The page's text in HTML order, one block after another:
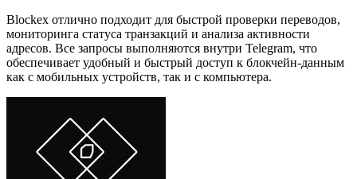
Blockex отлично подходит для быстрой проверки переводов,
мониторинга статуса транзакций и анализа активности
адресов. Все запросы выполняются внутри Telegram, что
обеспечивает удобный и быстрый доступ к блокчейн-данным
как с мобильных устройств, так и с компьютера.